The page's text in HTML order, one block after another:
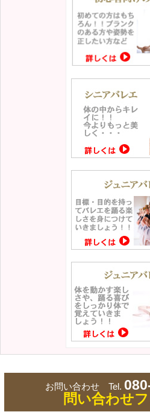
お問い合わせ Tel.
問い合わせ